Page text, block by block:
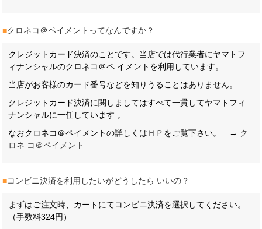
■クロネコ＠ペイメントってなんですか？
クレジットカード決済のことです。当店では代行業者にヤマトフ
ィナンシャルのクロネコ＠ペ イメントを利用しています。
当店がお客様のカード番号などを知りうることはありません。
クレジットカード決済に関しましてはすべて一貫してヤマトフィ
ナンシャルに一任しています 。
なおクロネコ＠ペイメントの詳しくはＨＰをご覧下さい。 → ク
ロネ コ＠ペイメント
■コンビニ決済を利用したいがどうしたら いいの？
まずはご注文時、カートにてコンビニ決済を選択してください。
（手数料324円）